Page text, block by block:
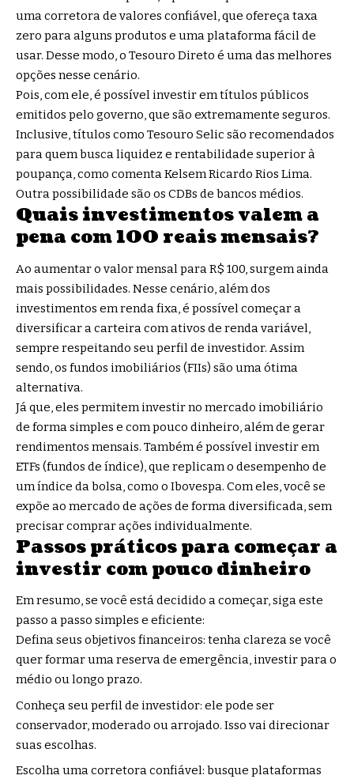
uma corretora de valores confiável, que ofereça taxa
zero para alguns produtos e uma plataforma fácil de
usar. Desse modo, o Tesouro Direto é uma das melhores
opções nesse cenário.
Pois, com ele, é possível investir em títulos públicos
emitidos pelo governo, que são extremamente seguros.
Inclusive, títulos como Tesouro Selic são recomendados
para quem busca liquidez e rentabilidade superior à
poupança, como comenta Kelsem Ricardo Rios Lima.
Outra possibilidade são os CDBs de bancos médios.
Quais investimentos valem a
pena com 100 reais mensais?
Ao aumentar o valor mensal para R$ 100, surgem ainda
mais possibilidades. Nesse cenário, além dos
investimentos em renda fixa, é possível começar a
diversificar a carteira com ativos de renda variável,
sempre respeitando seu perfil de investidor. Assim
sendo, os fundos imobiliários (FIIs) são uma ótima
alternativa.
Já que, eles permitem investir no mercado imobiliário
de forma simples e com pouco dinheiro, além de gerar
rendimentos mensais. Também é possível investir em
ETFs (fundos de índice), que replicam o desempenho de
um índice da bolsa, como o Ibovespa. Com eles, você se
expõe ao mercado de ações de forma diversificada, sem
precisar comprar ações individualmente.
Passos práticos para começar a
investir com pouco dinheiro
Em resumo, se você está decidido a começar, siga este
passo a passo simples e eficiente:
Defina seus objetivos financeiros: tenha clareza se você
quer formar uma reserva de emergência, investir para o
médio ou longo prazo.
Conheça seu perfil de investidor: ele pode ser
conservador, moderado ou arrojado. Isso vai direcionar
suas escolhas.
Escolha uma corretora confiável: busque plataformas